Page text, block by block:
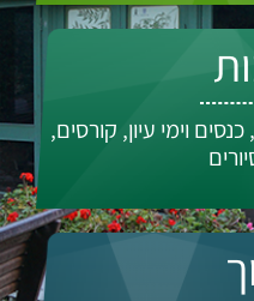
וימי עיון, קורסים,